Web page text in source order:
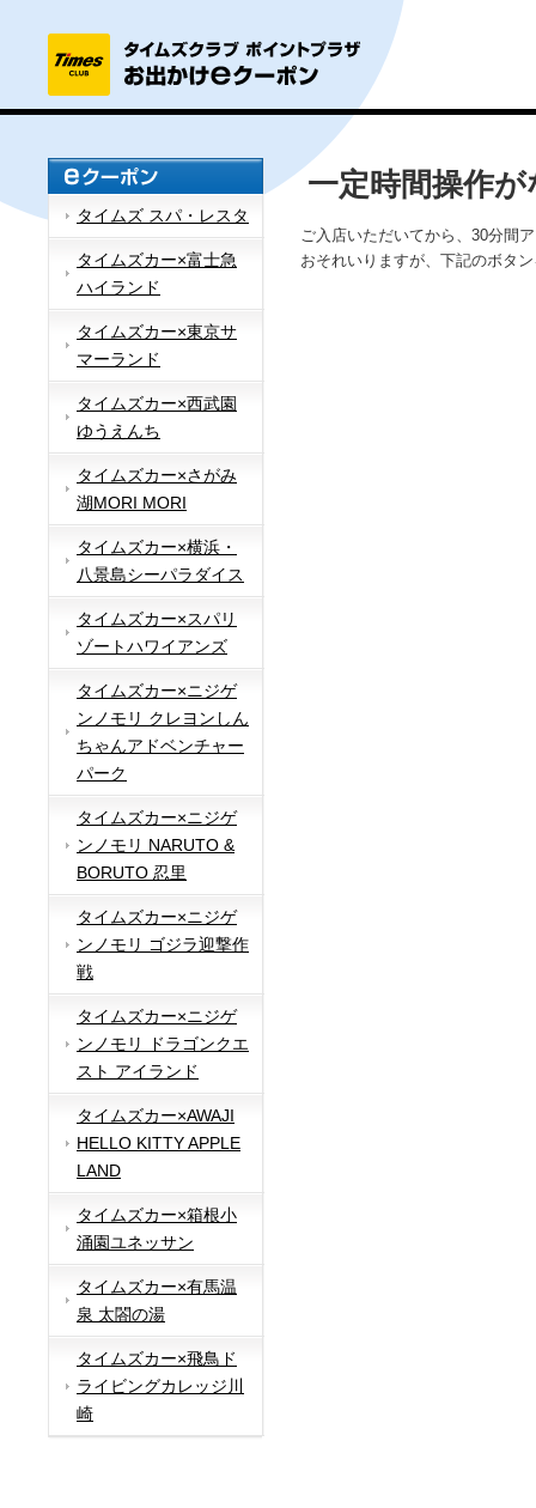
タイムズ スパ・レスタ
タイムズカー×富士急
ハイランド
タイムズカー×東京サ
マーランド
タイムズカー×西武園
ゆうえんち
タイムズカー×さがみ
湖MORI MORI
タイムズカー×横浜・
八景島シーパラダイス
タイムズカー×スパリ
ゾートハワイアンズ
タイムズカー×ニジゲ
ンノモリ クレヨンしん
ちゃんアドベンチャー
パーク
タイムズカー×ニジゲ
ンノモリ NARUTO &
BORUTO 忍里
タイムズカー×ニジゲ
ンノモリ ゴジラ迎撃作
戦
タイムズカー×ニジゲ
ンノモリ ドラゴンクエ
スト アイランド
タイムズカー×AWAJI
HELLO KITTY APPLE
LAND
タイムズカー×箱根小
涌園ユネッサン
タイムズカー×有馬温
泉 太閤の湯
タイムズカー×飛鳥ド
ライビングカレッジ川
崎
一定時間操作
ご入店いただいてから、30分間
おそれいりますが、下記のボタ